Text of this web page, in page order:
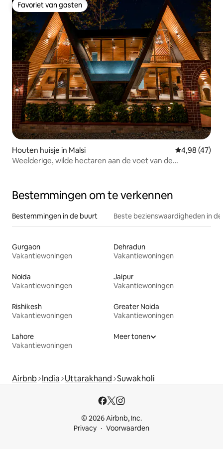
Favoriet van gasten
Favoriet van gasten
Houten huisje in Malsi Gemiddelde
4,98 (47)
Weelderige, wilde hectaren aan de voet van de
Bestemmingen om te verkennen
Bestemmingen in de buurt Beste bezienswaardigheden in
Gurgaon
Vakantiewoningen
Dehradun
Vakantiewoningen
Noida
Vakantiewoningen
Jaipur
Vakantiewoningen
Rishikesh
Vakantiewoningen
Greater Noida
Vakantiewoningen
Lahore
Vakantiewoningen
Meer tonen
Airbnb India Uttarakhand Suwakholi
© 2026 Airbnb, Inc.
Privacy
Voorwaarden